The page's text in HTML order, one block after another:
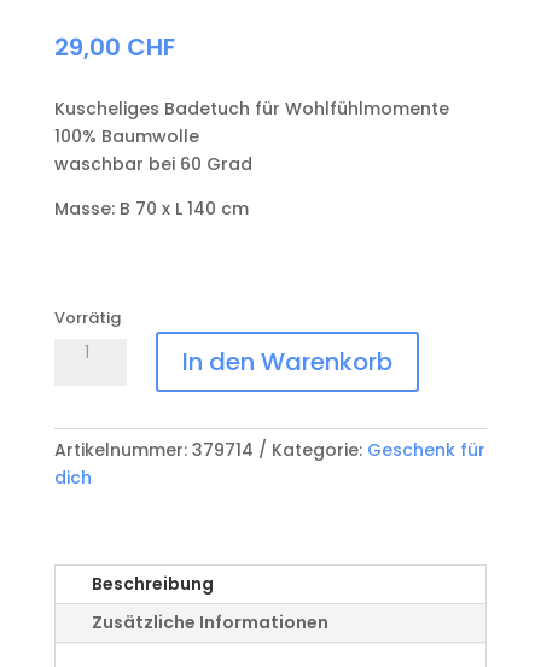
29,00 CHF
Kuscheliges Badetuch für Wohlfühlmomente
100% Baumwolle
waschbar bei 60 Grad
Masse: B 70 x L 140 cm
Vorrätig
Badetuch
Menge
In den Warenkorb
Artikelnummer: 379714 Kategorie: Geschenk für
dich
Beschreibung
Zusätzliche Informationen